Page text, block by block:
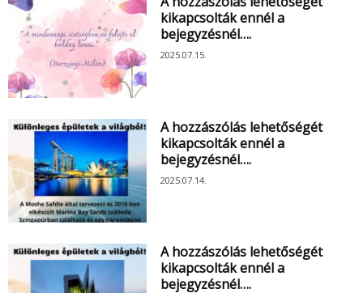
kikapcsolták ennél a
bejegyzésnél….
2025.07.15.
A hozzászólás lehetőségét
kikapcsolták ennél a
bejegyzésnél….
2025.07.14.
A hozzászólás lehetőségét
kikapcsolták ennél a
bejegyzésnél….